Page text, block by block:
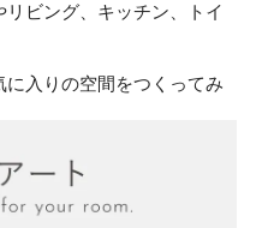
ビング、キッチン、トイ
入りの空間をつくってみ